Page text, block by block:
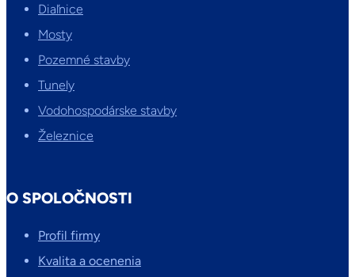
Diaľnice
Mosty
Pozemné stavby
Tunely
Vodohospodárske stavby
Železnice
O SPOLOČNOSTI
Profil firmy
Kvalita a ocenenia